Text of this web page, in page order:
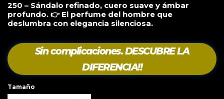
250 – Sándalo refinado, cuero suave y ámbar
profundo. 👉 El perfume del hombre que
deslumbra con elegancia silenciosa.
Sin complicaciones. DESCUBRE LA
DIFERENCIA!!
Tamaño